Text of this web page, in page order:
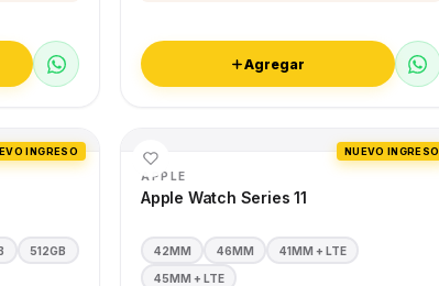
Agregar
INGRESO
512GB
NUEVO INGRESO
APPLE
Apple Watch Series 11
42MM 46MM 41MM + LTE
45MM + LTE